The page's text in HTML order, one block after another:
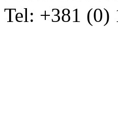
Tel: +381 (0)